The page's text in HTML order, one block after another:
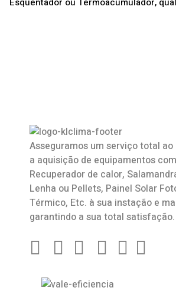
Asseguramos um serviço total
a aquisição de equipamentos
Recuperador de calor,
Lenha ou Pellets, Painel Solar
Térmico, Etc. à sua instação e
garantindo a sua total satisfação.